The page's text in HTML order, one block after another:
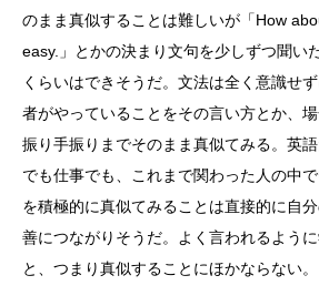
のまま真似することは難しいが「How
easy.」とかの決まり文句を少しずつ聞い
くらいはできそうだ。文法は全く意識せ
者がやっていることをその言い方とか、
振り手振りまでそのまま真似てみる。英
でも仕事でも、これまで関わった人の中
を積極的に真似てみることは直接的に自
善につながりそうだ。よく言われるよう
と、つまり真似することにほかならない。